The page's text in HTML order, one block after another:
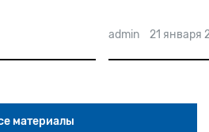
admin 19 января
материалы